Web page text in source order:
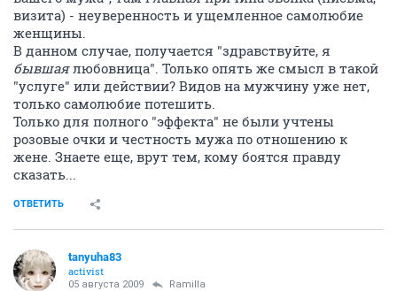
визита) - неуверенность и ущемленное самолюбие
женщины.
В данном случае, получается "здравствуйте, я
бывшаялюбовница". Только опять же смысл в такой
"услуге" или действии? Видов на мужчину уже нет,
только самолюбие потешить.
Только для полного "эффекта" не были учтены
розовые очки и честность мужа по отношению к
жене. Знаете еще, врут тем, кому боятся правду
сказать...
ОТВЕТИТЬ
tanyuha83
activist
05 августа 2009 Ramilla